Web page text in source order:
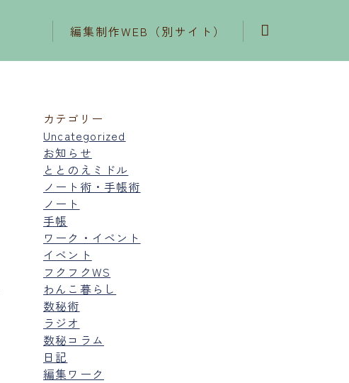
編集制作WEB（別サイト）
カテゴリー
Uncategorized
お知らせ
ととのえミドル
ノート術・手帳術
ノート
手帳
ワーク・イベント
イベント
フクフクWS
わんこ暮らし
数秘術
ラジオ
数秘コラム
日記
編集ワーク